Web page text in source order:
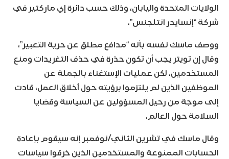
الولايات المتحدة واليابان، وذلك حسب دائرة إي ماركتير في
شركة “إنسايدر انتلجنس”.
ووصف ماسك نفسه بأنه “مدافع مطلق عن حرية التعبير”،
وقال إن تويتر يجب أن تكون حذرة في حذف التغريدات ومنع
المستخدمين. لكن عمليات الإستغناء بالجملة عن
الموظفين الذين لم يلتزموا برؤيته حول أخلاق العمل، قادت
إلى موجة من رحيل المسؤولين عن السياسة وقضايا
السلامة حول العالم.
وقال ماسك في تشرين الثاني/نوفمبر إنه سيقوم بإعادة
الحسابات الممنوعة والمستخدمين الذين خرقوا سياسات